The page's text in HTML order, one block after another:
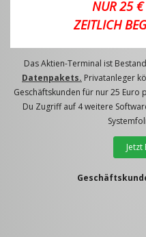
NUR 25 €
ZEITLICH
Das Aktien-Terminal ist
Datenpakets. Privatanleger
Geschäftskunden für nur 25
Du Zugriff auf 4 weitere